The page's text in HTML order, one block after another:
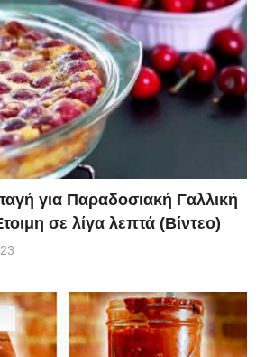
για Παραδοσιακή Γαλλική
σε λίγα λεπτά (Βίντεο)